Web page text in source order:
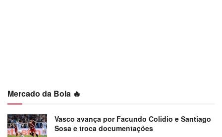
Mercado da Bola 🔥
Vasco avança por Facundo Colidio e Santiago
Sosa e troca documentações